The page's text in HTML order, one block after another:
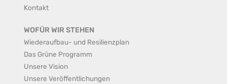
Kontakt
WOFÜR WIR STEHEN
Wiederaufbau- und Resilienzplan
Das Grüne Programm
Unsere Vision
Unsere Veröffentlichungen